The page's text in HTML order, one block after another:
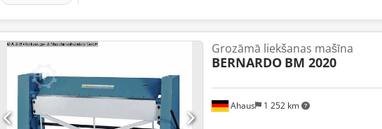
Ahaus 1 252 km
Grozāmā liekšanas mašīna
BERNARDO BM 2020